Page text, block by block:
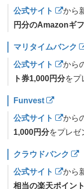
公式サイト から
円分のAmazonギ
マリタイムバンク
公式サイト から
ト券1,000円分をプ
Funvest
公式サイト から
1,000円分をプレゼ
クラウドバンク
公式サイト から
相当の楽天ポイント